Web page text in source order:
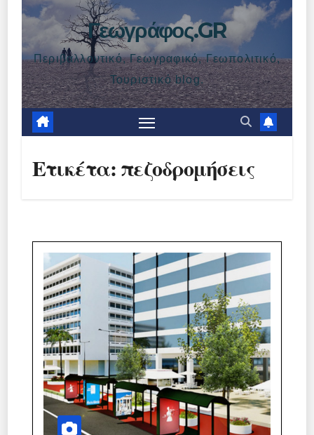
Γεωγράφος.GR
Περιβαλλοντικό, Γεωγραφικό, Γεωπολιτικό,
Τουριστικό blog.
Ετικέτα:πεζοδρομήσεις